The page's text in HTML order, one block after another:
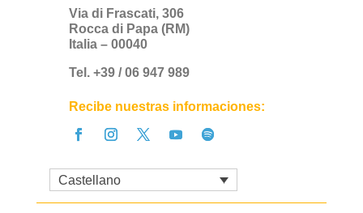
Via di Frascati, 306
Rocca di Papa (RM)
Italia – 00040
Tel. +39 / 06 947 989
Recibe nuestras informaciones:
Castellano